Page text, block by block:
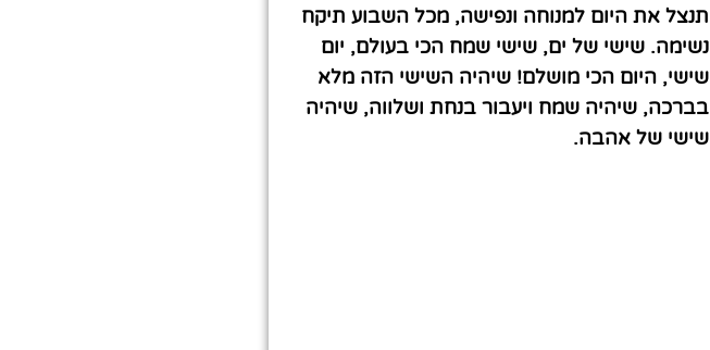
תנצל את היום למנוחה ונפישה, מכל השבוע תיקח
נשימה. שישי של ים, שישי שמח הכי בעולם, יום
שישי, היום הכי מושלם! שיהיה השישי הזה מלא
בברכה, שיהיה שמח ויעבור בנחת ושלווה, שיהיה
שישי של אהבה.